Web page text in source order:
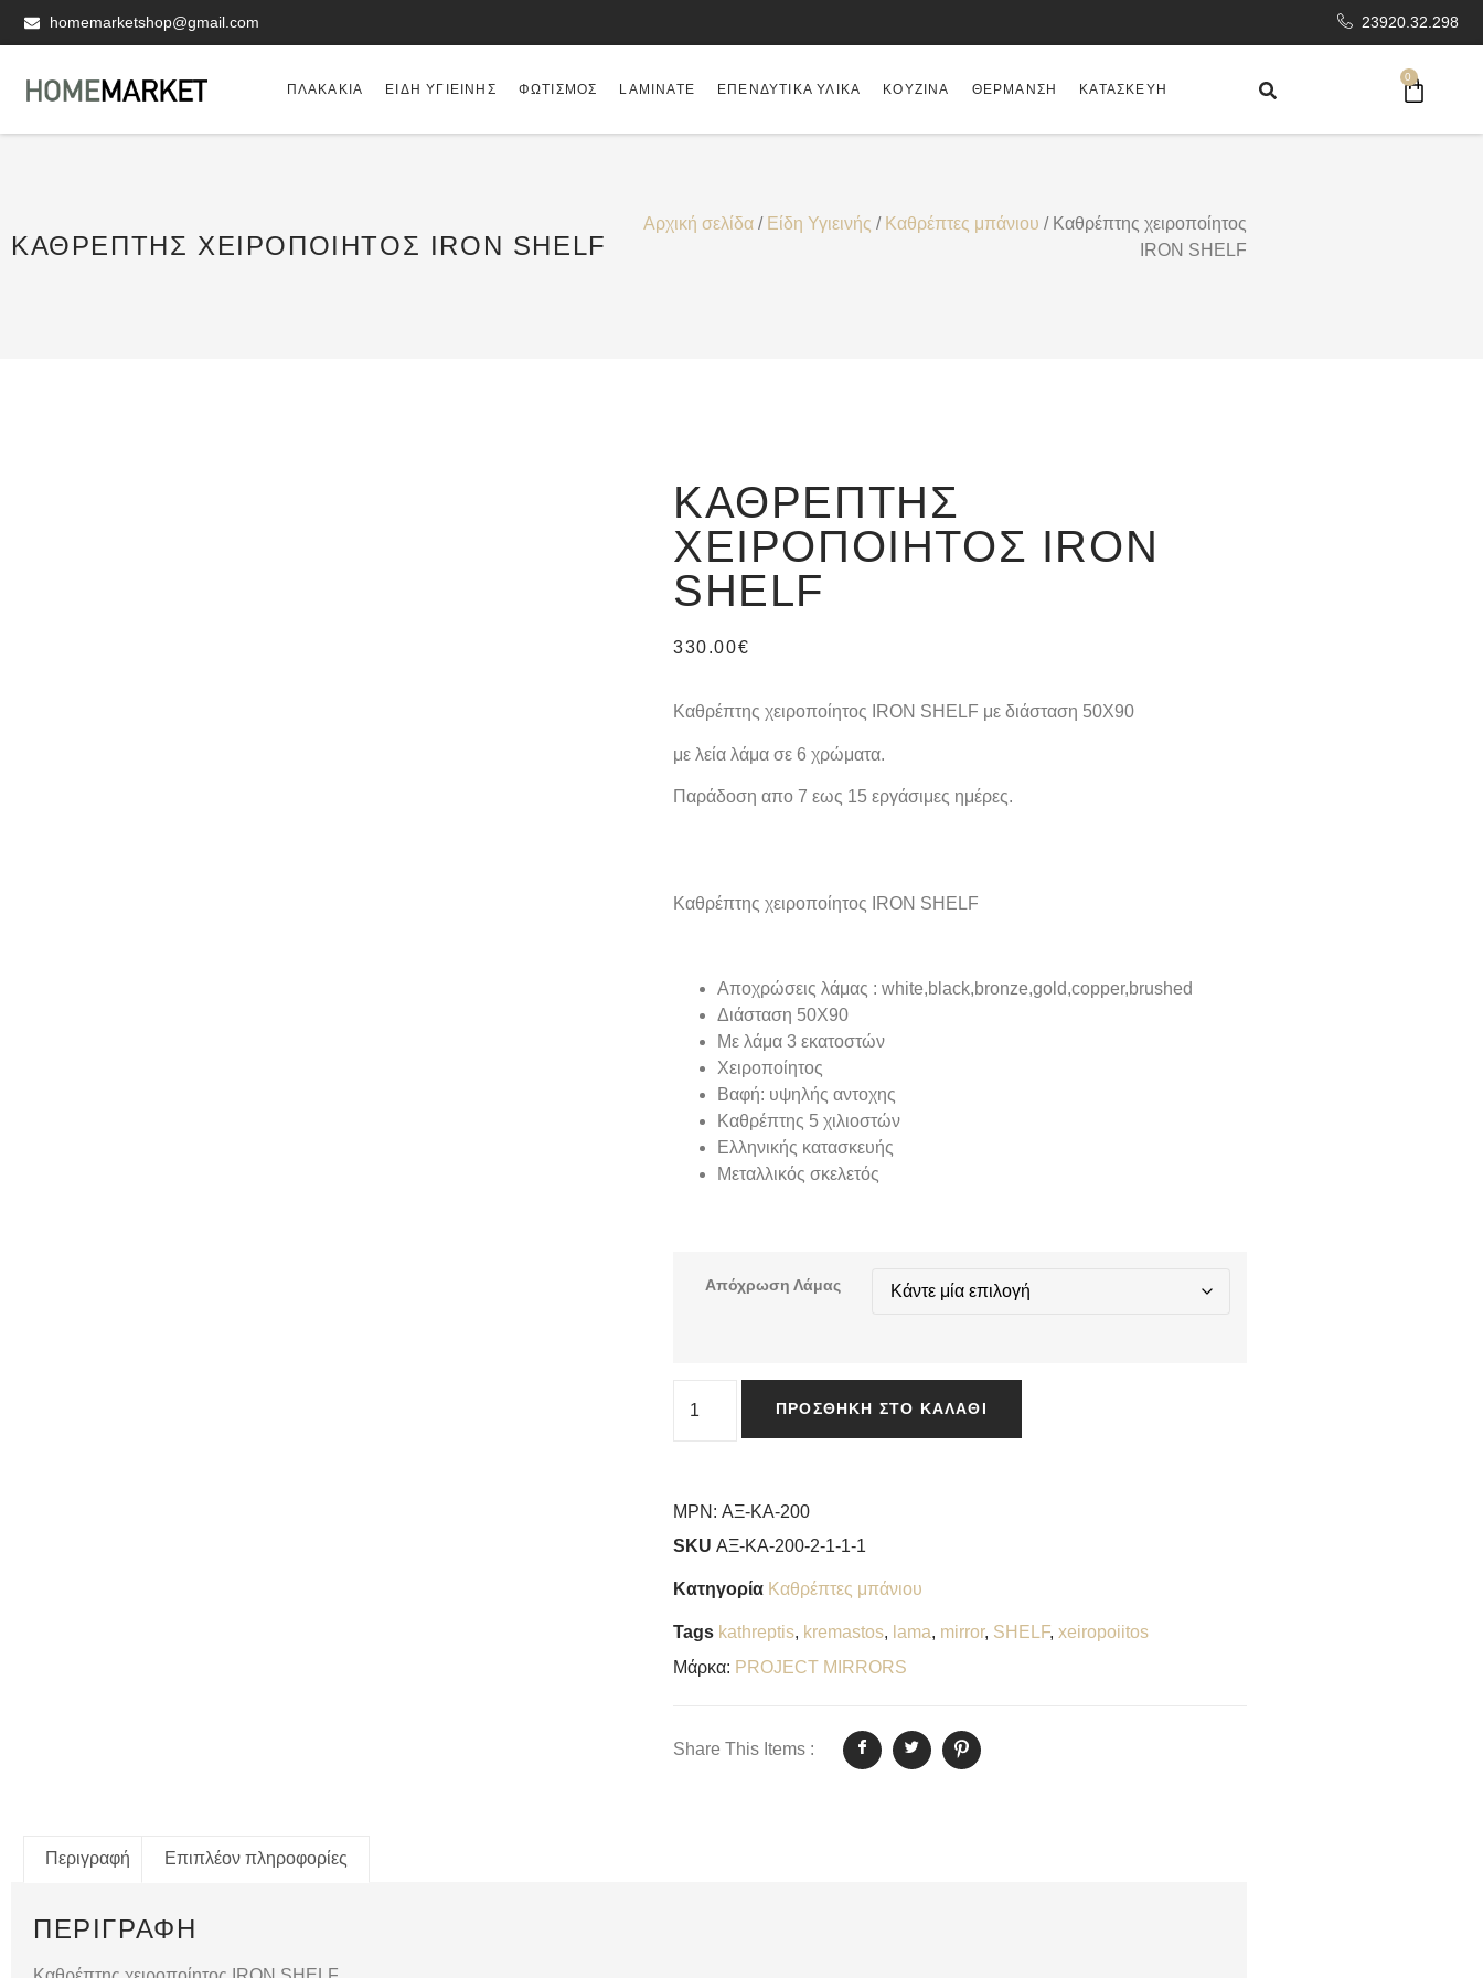
homemarketshop@gmail.com 23920.32.298
ΠΛΑΚΆΚΙΑ ΕΊΔΗ ΥΓΙΕΙΝΗΣ ΦΩΤΙΣΜΌΣ LAMINATE ΕΠΕΝΔΥΤΙΚΆ ΥΛΙΚΆ ΚΟΥΖΊΝΑ ΘΈΡΜΑΝΣΗ ΚΑΤΑΣΚΕΥΉ
0
ΚΑΘΡΈΠΤΗΣ ΧΕΙΡΟΠΟΊΗΤΟΣ IRON SHELF
Αρχική σελίδα / Είδη Υγιεινής / Καθρέπτες μπάνιου / Καθρέπτης χειροποίητος
IRON SHELF
ΚΑΘΡΈΠΤΗΣ
ΧΕΙΡΟΠΟΊΗΤΟΣ IRON
SHELF
330.00€
Καθρέπτης χειροποίητος IRON SHELF με διάσταση 50X90
με λεία λάμα σε 6 χρώματα.
Παράδοση απο 7 εως 15 εργάσιμες ημέρες.
Καθρέπτης χειροποίητος IRON SHELF
Αποχρώσεις λάμας : white,black,bronze,gold,copper,brushed
Διάσταση 50X90
Με λάμα 3 εκατοστών
Χειροποίητος
Βαφή: υψηλής αντοχης
Καθρέπτης 5 χιλιοστών
Ελληνικής κατασκευής
Μεταλλικός σκελετός
Απόχρωση Λάμας
ΠΡΟΣΘΉΚΗ ΣΤΟ ΚΑΛΆΘΙ
MPN: ΑΞ-ΚΑ-200
SKU ΑΞ-ΚΑ-200-2-1-1-1
Κατηγορία Καθρέπτες μπάνιου
Tags kathreptis, kremastos, lama, mirror, SHELF, xeiropoiitos
Μάρκα: PROJECT MIRRORS
Share This Items :
Περιγραφή Επιπλέον πληροφορίες
ΠΕΡΙΓΡΑΦΉ